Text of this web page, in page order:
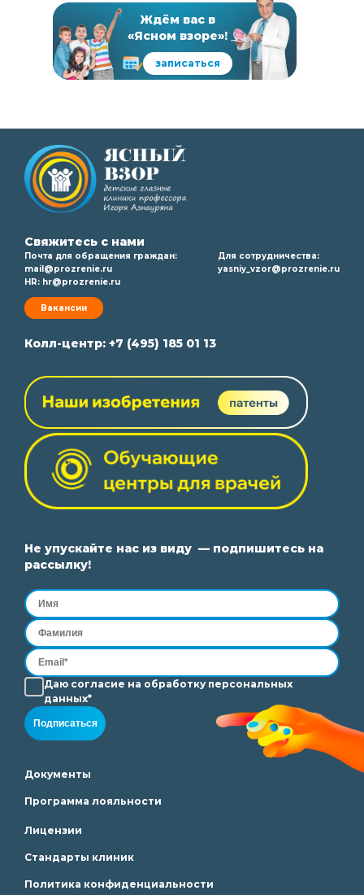
Ждём вас в
«Ясном взоре»!
записаться
Свяжитесь с нами
Почта для обращения граждан:
mail@prozrenie.ru
HR: hr@prozrenie.ru
Вакансии
Для сотрудничества:
yasniy_vzor@prozrenie.ru
Колл-центр: +7 (495) 185 01 13
Не упускайте нас из виду — подпишитесь на
рассылку!
Даю согласие на обработкуперсональных
данных*
Подписаться
Документы
Программа лояльности
Лицензии
Стандарты клиник
Политика конфиденциальности